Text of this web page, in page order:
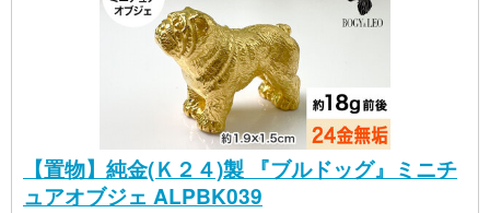
【置物】純金(Ｋ２４)製 『ブルドッグ』ミニチ
ュアオブジェ ALPBK039